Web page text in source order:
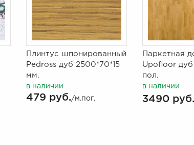
Плинтус шпонированный
Pedross дуб 2500*70*15
мм.
в наличии
479 руб./м.пог.
Паркетная
Upofloor дуб
пол.
в наличии
3490 руб.